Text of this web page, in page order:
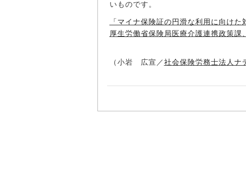
いものです。
「マイナ保険証の円滑な利用に向け
厚生労働省保険局医療介護連携政策課
（小岩 広宣／社会保険労務士法人ナ